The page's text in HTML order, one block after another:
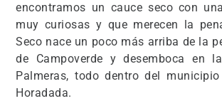
encontramos un cauce seco con
muy curiosas y que merecen la
Seco nace un poco más arriba de la
de Campoverde y desemboca en
Palmeras, todo dentro del
Horadada.